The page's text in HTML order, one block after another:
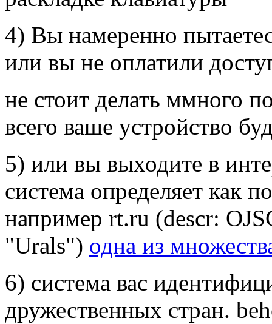
4) Вы намеренно
или вы не оплатили
не стоит делать ммного
всего ваше устройство
5) или вы выходите в
система определяет как
например rt.ru (descr:
"Urals") одна из
6) система вас
дружественных стран.